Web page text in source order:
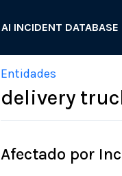
AI INCIDENT DATABASE
Entidades
delivery
Afectado por